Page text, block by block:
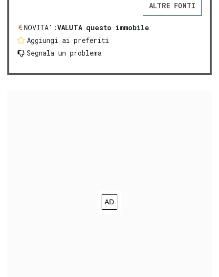
ALTRE FONTI
NOVITA':VALUTA questo immobile
Aggiungi ai preferiti
Segnala un problema